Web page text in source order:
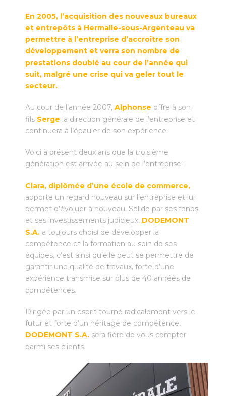
En 2005, l’acquisition des nouveaux bureaux
et entrepôts à Hermalle-sous-Argenteau va
permettre à l’entreprise d’accroître son
développement et verra son nombre de
prestations doublé au cour de l’année qui
suit, malgré une crise qui va geler tout le
secteur.
Au cour de l’année 2007, Alphonse offre à son
fils Serge la direction générale de l’entreprise et
continuera à l’épauler de son expérience.
Voici à présent deux ans que la troisième
génération est arrivée au sein de l’entreprise ;
Clara, diplômée d’une école de commerce,
apporte un regard nouveau sur l’entreprise et lui
permet d’évoluer à nouveau. Solide par ses fonds
et ses investissements judicieux, DODEMONT
S.A. a toujours choisi de développer la
compétence et la formation au sein de ses
équipes, c’est ainsi qu’elle peut se permettre de
garantir une qualité de travaux, forte d’une
expérience transmise sur plus de 40 années de
compétences.
Dirigée par un esprit tourné radicalement vers le
futur et forte d’un héritage de compétence,
DODEMONT S.A. sera fière de vous compter
parmi ses clients.